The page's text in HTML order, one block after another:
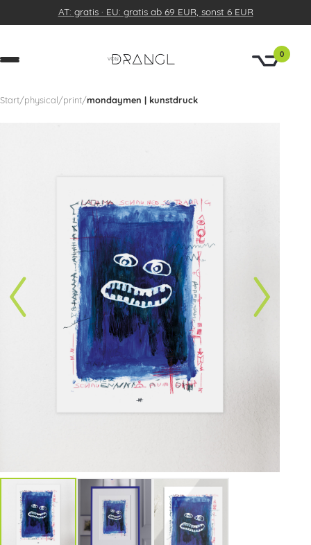
AT: gratis · EU: gratis ab 69 EUR, sonst 6 EUR
0
Start/physical /print/mondaymen | kunstdruck